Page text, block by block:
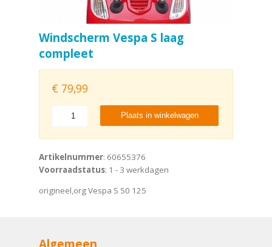
Windscherm Vespa S laag
compleet
€ 79,99
Plaats in winkelwagen
Artikelnummer: 60655376
Voorraadstatus: 1 - 3 werkdagen
origineel,org Vespa S 50 125
Algemeen